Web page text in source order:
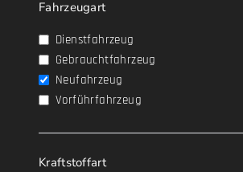
Fahrzeugart
Dienstfahrzeug
Gebrauchtfahrzeug
Neufahrzeug
Vorführfahrzeug
Kraftstoffart